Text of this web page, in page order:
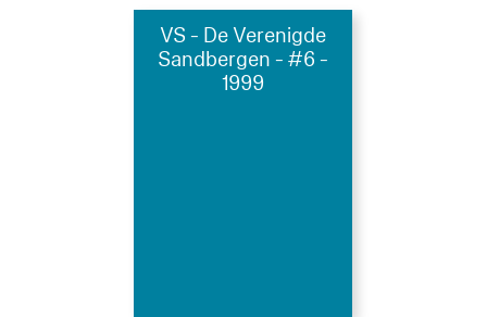
VS - De Verenigde
Sandbergen - #6 -
1999